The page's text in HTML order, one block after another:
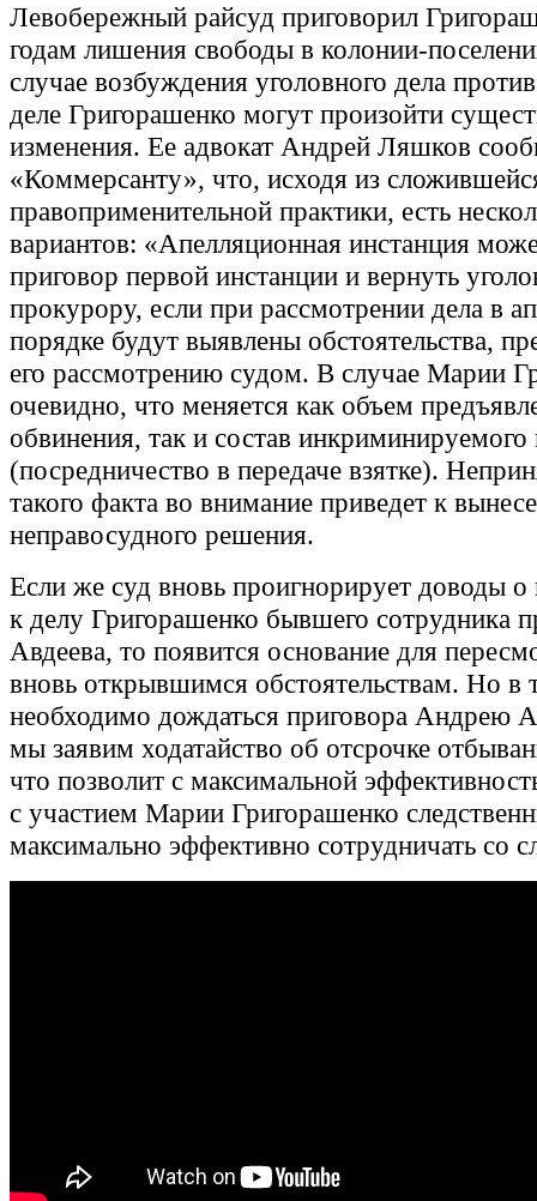
Левобережный райсуд приговорил
годам лишения свободы в колонии-
случае возбуждения уголовного дела
деле Григорашенко могут произойти
изменения. Ее адвокат Андрей Ляшков
«Коммерсанту», что, исходя из
правоприменительной практики, есть
вариантов: «Апелляционная инстанция
приговор первой инстанции и вернуть
прокурору, если при рассмотрении дела в
порядке будут выявлены обстоятельства,
его рассмотрению судом. В случае Марии
очевидно, что меняется как объем
обвинения, так и состав инкриминируемого
(посредничество в передаче взятке).
такого факта во внимание приведет к
неправосудного решения.
Если же суд вновь проигнорирует доводы о
к делу Григорашенко бывшего сотрудника
Авдеева, то появится основание для
вновь открывшимся обстоятельствам. Но в
необходимо дождаться приговора Андрею
мы заявим ходатайство об отсрочке
что позволит с максимальной
с участием Марии Григорашенко
максимально эффективно сотрудничать со